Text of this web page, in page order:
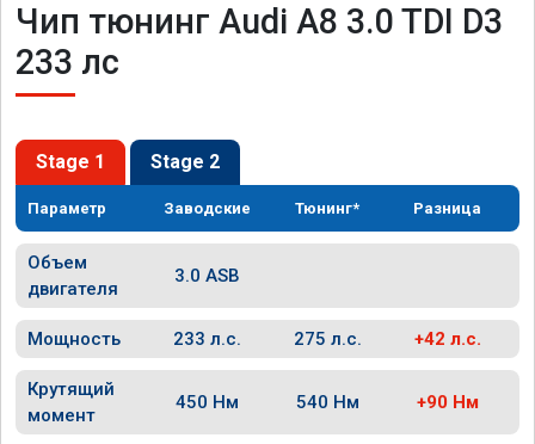
Чип тюнинг Audi A8 3.0 TDI D3
233 лс
Stage 1 Stage 2
Параметр Заводские Тюнинг* Разница
Объем
двигателя
3.0 ASB
Мощность 233 л.с. 275 л.с. +42 л.с.
Крутящий
момент
450 Нм 540 Нм +90 Нм